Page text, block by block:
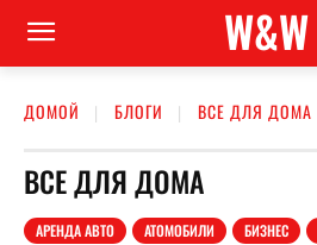
W&W
ДОМОЙ БЛОГИ ВСЕ ДЛЯ ДОМА
ВСЕ ДЛЯ ДОМА
АРЕНДА АВТО АТОМОБИЛИ БИЗНЕС